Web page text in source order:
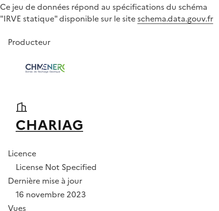
Ce jeu de données répond au spécifications du schéma
"IRVE statique" disponible sur le siteschema.data.gouv.fr
Producteur
CHARIAG
Licence
License Not Specified
Dernière mise à jour
16 novembre 2023
Vues